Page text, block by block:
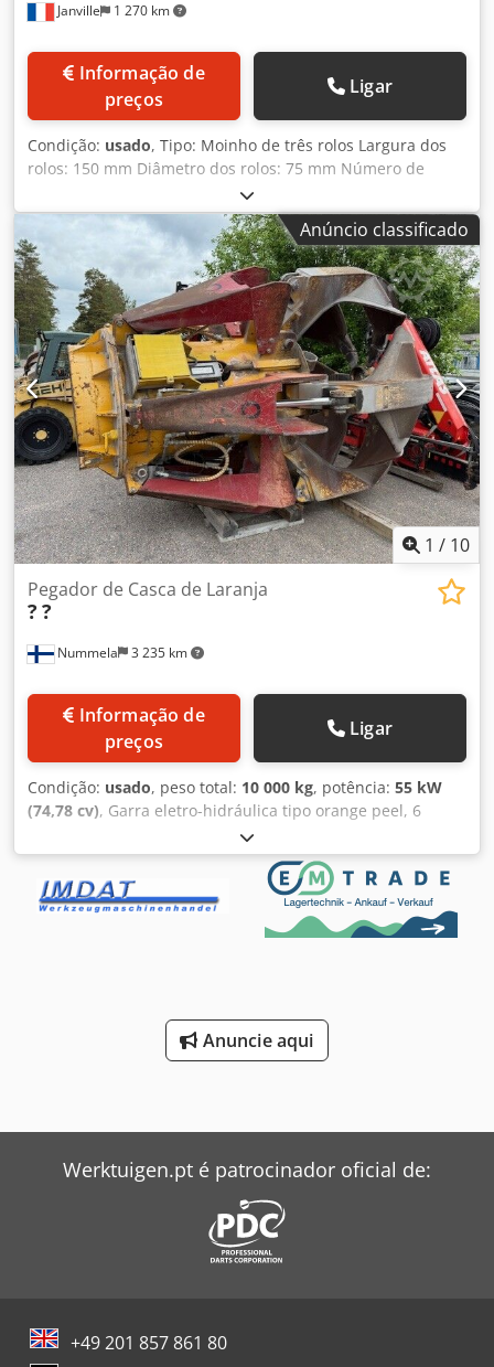
Janville 1 270 km
preços
Ligar
Condição: usado, Tipo: Moinho de três rolos Largura dos
rolos: 150 mm Diâmetro dos rolos: 75 mm Número de
rolos: 3 Sensor de segurança Crodpfxjy Abb Ie Aaijf Painel
de controle
Anúncio classificado
1 / 10
Nummela 3 235 km
Pegador de Casca de Laranja
? ?
preços
Ligar
Condição: usado, peso total: 10 000 kg, potência: 55 kW
(74,78 cv), Garra eletro-hidráulica tipo orange peel, 6
garras, peso 10.000 kg, cerca de 6 m³, equipada com
medidor de radiação. Codpfx Aaey Ia H Toisrf
Anuncie aqui
Werktuigen.pt é patrocinador oficial de:
+49 201 857 861 80